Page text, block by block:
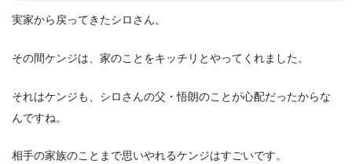
実家から戻ってきたシロさん。
その間ケンジは、家のことをキッチリとやってくれました。
それはケンジも、シロさんの父・悟朗のことが心配だったからな
んですね。
相手の家族のことまで思いやれるケンジはすごいです。